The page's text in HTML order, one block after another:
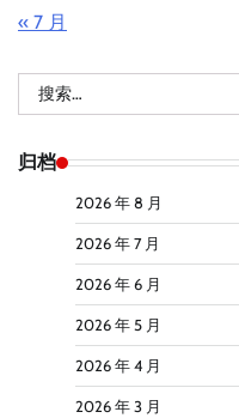
« 7 月
索：
归档
2026 年 8 月
2026 年 7 月
2026 年 6 月
2026 年 5 月
2026 年 4 月
2026 年 3 月